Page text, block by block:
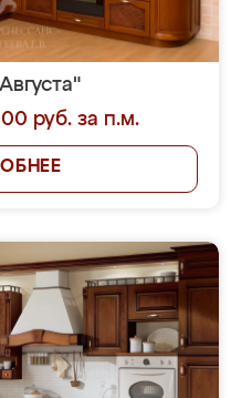
руб. за п.м.